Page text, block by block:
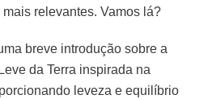
relevantes. Vamos lá?
breve introdução sobre a
da Terra inspirada na
leveza e equilíbrio